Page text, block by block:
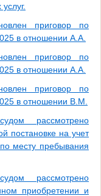
приговор по
в отношении А.А.
приговор по
в отношении А.А.
приговор по
в отношении В.М.
рассмотрено
постановке на учет
месту пребывания
рассмотрено
приобретении и